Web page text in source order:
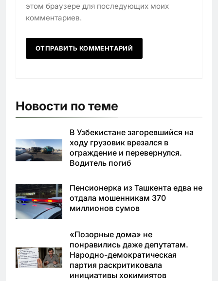
этом браузере для последующих моих
комментариев.
Новости по теме
В Узбекистане загоревшийся на
ходу грузовик врезался в
ограждение и перевернулся.
Водитель погиб
Пенсионерка из Ташкента едва не
отдала мошенникам 370
миллионов сумов
«Позорные дома» не
понравились даже депутатам.
Народно-демократическая
партия раскритиковала
инициативы хокимиятов